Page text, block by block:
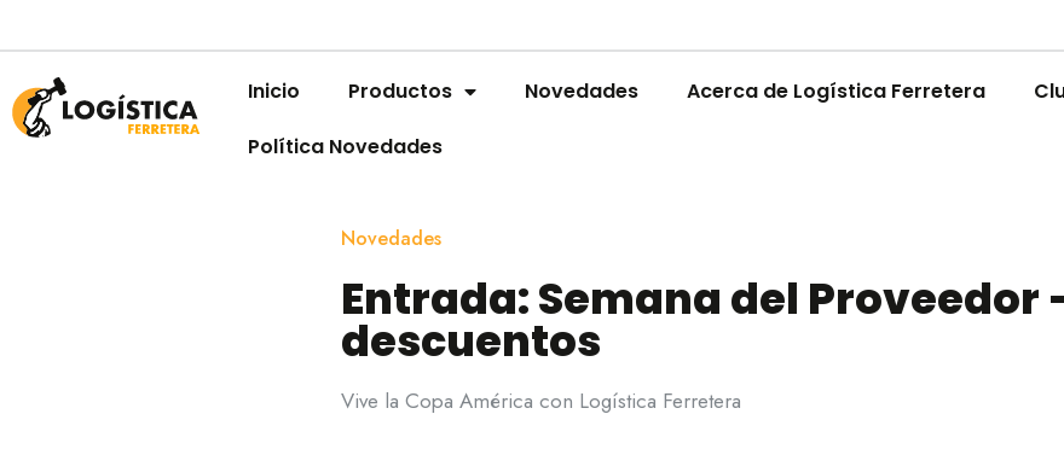
Inicio Productos Novedades Acerca de Logística Ferretera
Política Novedades
Novedades
Entrada: Semana del Proveedor
descuentos
Vive la Copa América con Logística Ferretera